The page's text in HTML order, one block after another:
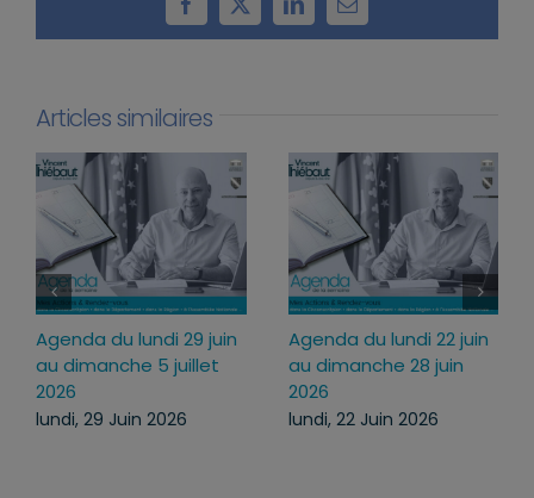
Facebook
X LinkedInEmail
Articles similaires
du lundi 29 juin
dimanche 5 juillet
29 Juin 2026
Agenda du lundi 22 juin
au dimanche 28 juin
lundi, 22 Juin 2026